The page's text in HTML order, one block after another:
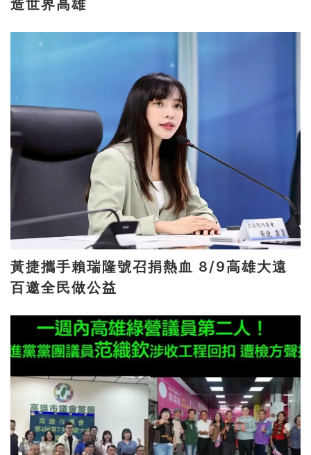
造世界高雄
黃捷攜手賴瑞隆號召捐熱血 8/9高雄大遠
百邀全民做公益